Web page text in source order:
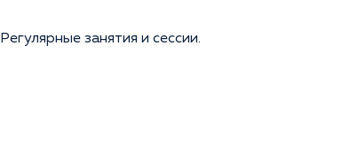
Регулярные занятия и сессии.